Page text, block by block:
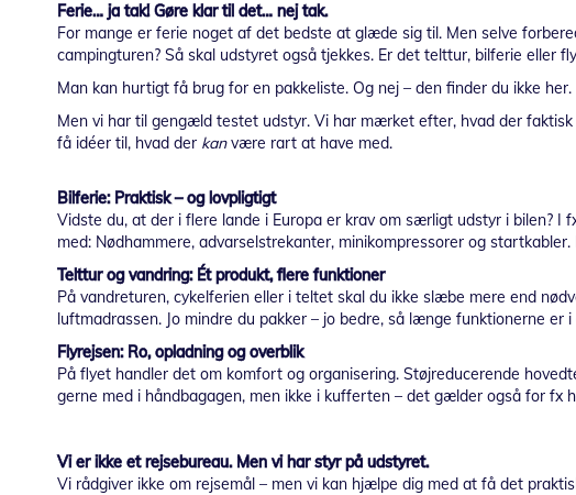
Ferie… ja tak! Gøre klar til det… nej tak.
For mange er ferie noget af det bedste at glæde sig til. Men selve
campingturen? Så skal udstyret også tjekkes. Er det telttur, bilferie eller
Man kan hurtigt få brug for en pakkeliste. Og nej – den finder du ikke
Men vi har til gengæld testet udstyr. Vi har mærket efter, hvad der
få idéer til, hvad der kanvære rart at have med.
Bilferie: Praktisk – og lovpligtigt
Vidste du, at der i flere lande i Europa er krav om særligt udstyr i bilen? I
med: Nødhammere, advarselstrekanter, minikompressorer og
Telttur og vandring: Ét produkt, flere funktioner
På vandreturen, cykelferien eller i teltet skal du ikke slæbe mere end
luftmadrassen. Jo mindre du pakker – jo bedre, så længe funktionerne er i
Flyrejsen: Ro, opladning og overblik
På flyet handler det om komfort og organisering. Støjreducerende
gerne med i håndbagagen, men ikke i kufferten – det gælder også for
Vi er ikke et rejsebureau. Men vi har styr på udstyret.
Vi rådgiver ikke om rejsemål – men vi kan hjælpe dig med at få det